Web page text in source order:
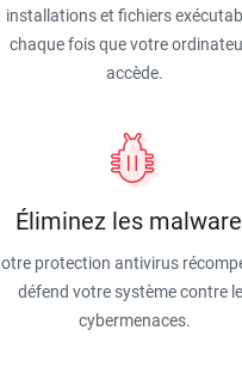
installations et fichiers
chaque fois que votre
accède.
Éliminez les
protection antivirus
défend votre système contre
cybermenaces.